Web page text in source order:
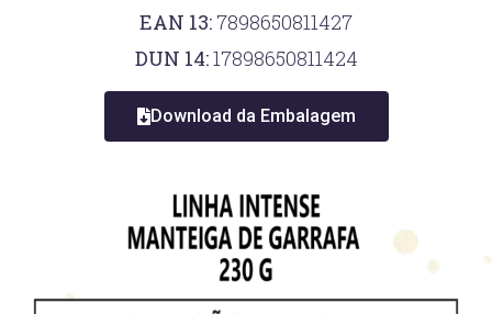
EAN 13:7898650811427
DUN 14:17898650811424
Download da Embalagem